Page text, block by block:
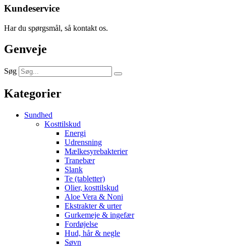
Kundeservice
Har du spørgsmål, så kontakt os.
Genveje
Søg
Kategorier
Sundhed
Kosttilskud
Energi
Udrensning
Mælkesyrebakterier
Tranebær
Slank
Te (tabletter)
Olier, kosttilskud
Aloe Vera & Noni
Ekstrakter & urter
Gurkemeje & ingefær
Fordøjelse
Hud, hår & negle
Søvn